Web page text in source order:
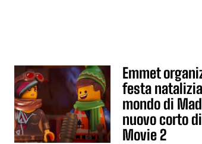
Emmet
festa
mondo di
nuovo corto di
Movie 2